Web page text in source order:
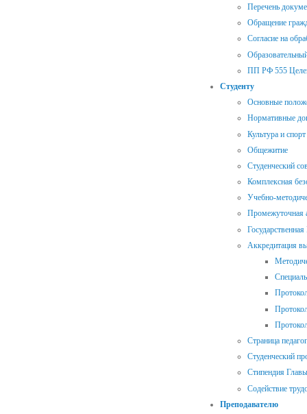
Перечень
Обращение
Согласие на
ПП РФ 555
Студенту
Основные
Нормативные
Культура и спорт
Общежитие
Студенческий
Комплексная
Учебно-
Промежуточная
Аккредитация
Страница
Студенческий
Стипендия
Содействие
Преподавателю